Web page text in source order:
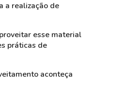
a realização de
esse material
práticas de
aconteça